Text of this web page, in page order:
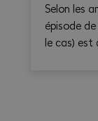
Selon les
épisode
le cas) est